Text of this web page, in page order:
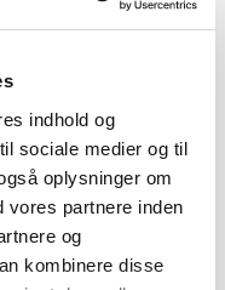
indhold og
sociale medier og til
oplysninger om
vores partnere inden
og
kombinere disse